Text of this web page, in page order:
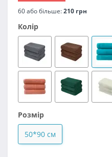
60 або більше:210 грн
Колір
Розмір
50*90 см